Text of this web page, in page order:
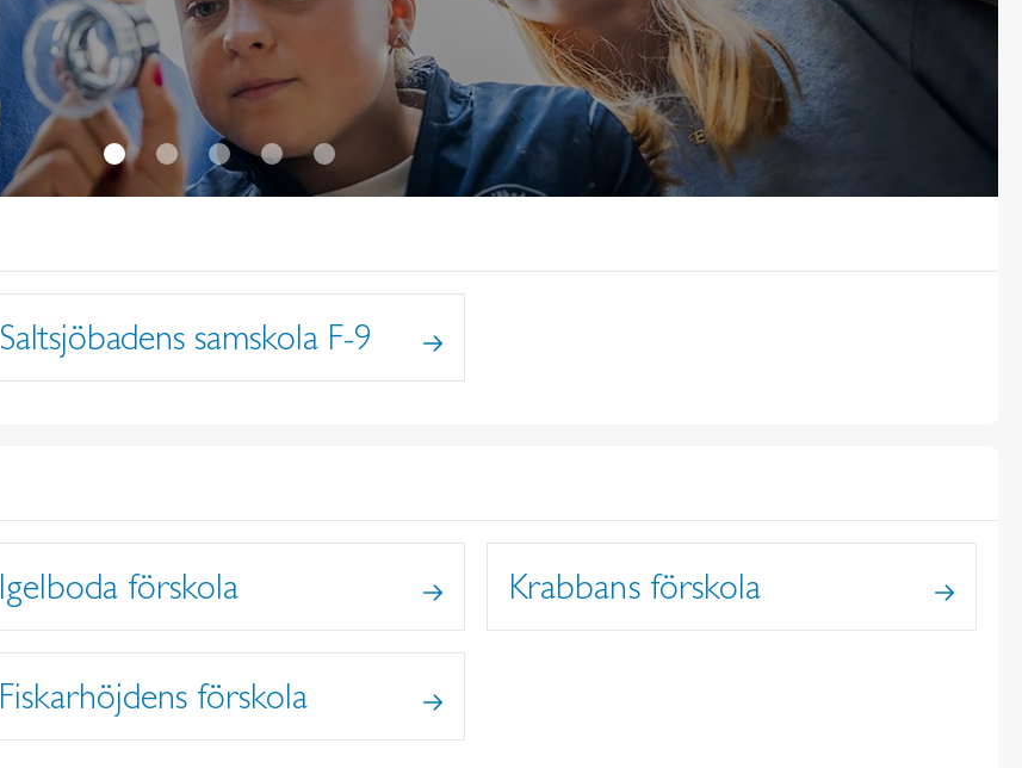
Saltsjöbadens samskola F-9
Igelboda förskola Krabbans förskola
Fiskarhöjdens förskola